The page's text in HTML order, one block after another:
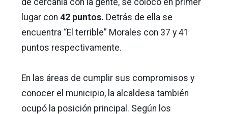
lugar con 42 puntos. Detrás de ella se
encuentra “El terrible” Morales con 37 y 41
puntos respectivamente.
En las áreas de cumplir sus compromisos y
conocer el municipio, la alcaldesa también
ocupó la posición principal. Según los